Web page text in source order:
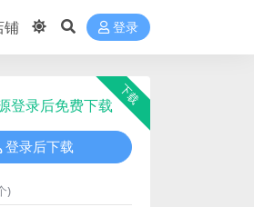
铺 登录
下载
登录后免费下载
登录后下载
)